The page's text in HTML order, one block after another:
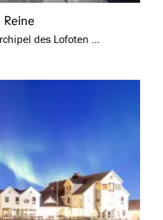
des Lofoten …